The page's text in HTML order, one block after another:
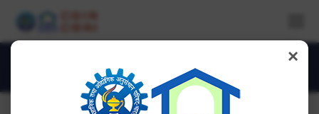
336-3699_IMG
You are here:
×